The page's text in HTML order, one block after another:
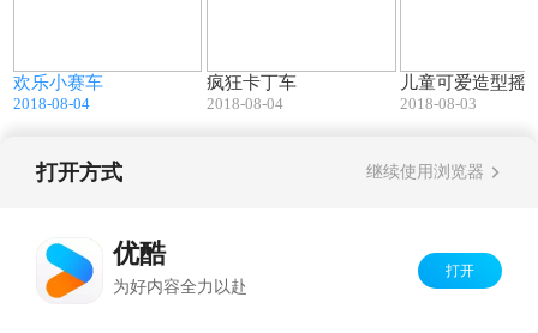
欢乐小赛车
2018-08-04
疯狂卡丁车
2018-08-04
儿童可爱造型摇
2018-08-03
打开方式 继续使用浏览器
优酷
为好内容全力以赴
打开